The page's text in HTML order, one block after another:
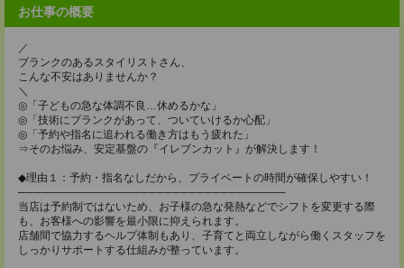
お仕事の概要
／
ブランクのあるスタイリストさん、
こんな不安はありませんか？
＼
◎「子どもの急な体調不良…休めるかな」
◎「技術にブランクがあって、ついていけるか心配」
◎「予約や指名に追われる働き方はもう疲れた」
⇒そのお悩み、安定基盤の『イレブンカット』が解決します！
◆理由１：予約・指名なしだから、プライベートの時間が確保しやすい！
─────────────────────────────────
当店は予約制ではないため、お子様の急な発熱などでシフトを変更する際
も、お客様への影響を最小限に抑えられます。
店舗間で協力するヘルプ体制もあり、子育てと両立しながら働くスタッフを
しっかりサポートする仕組みが整っています。